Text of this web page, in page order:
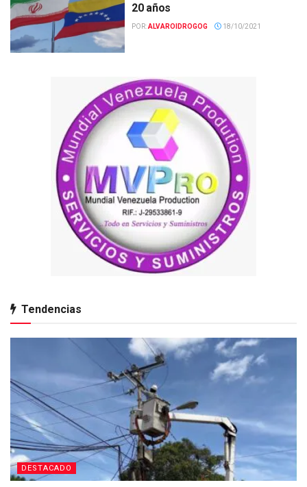
20 años
POR:ALVAROIDROGOG 18/10/2021
Tendencias
DESTACADO